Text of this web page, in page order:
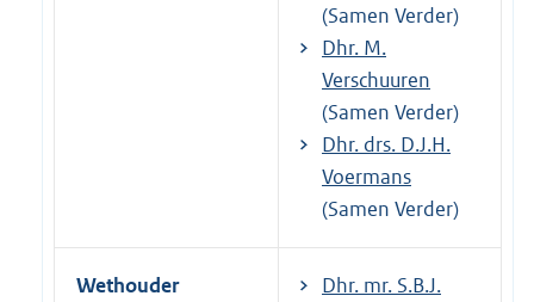
(Samen Verder)
Dhr. M.
Verschuuren
(Samen Verder)
Dhr. drs. D.J.H.
Voermans
(Samen Verder)
Wethouder
Dhr. mr. S.B.J.